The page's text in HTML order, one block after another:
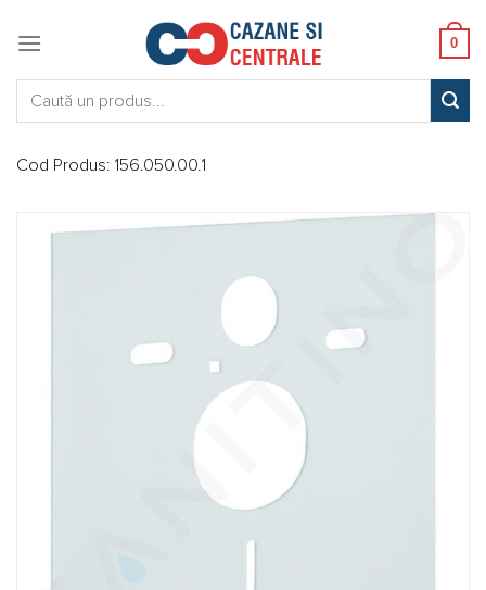
0
Cod Produs: 156.050.00.1